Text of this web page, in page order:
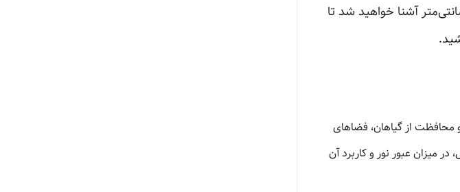
شده در چهار طرف و حلقه فلزی در تمام اطراف با فاصله هر ۶۰ سانتی‌متر آشنا خواهید شد تا
محافظت از گیاهان، فضاهای
میزان عبور نور و کاربرد آن